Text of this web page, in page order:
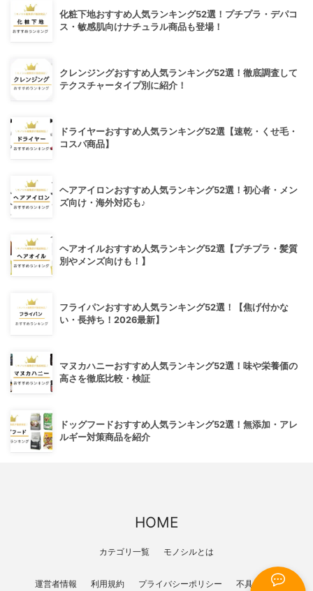
化粧下地おすすめ人気ランキング52選！プチプラ・デパコ
ス・敏感肌向けナチュラル商品も登場！
クレンジングおすすめ人気ランキング52選！徹底調査して
テクスチャータイプ別に紹介！
ドライヤーおすすめ人気ランキング52選【速乾・くせ毛・
コスパ商品】
ヘアアイロンおすすめ人気ランキング52選！初心者・メン
ズ向け・海外対応も♪
ヘアオイルおすすめ人気ランキング52選【プチプラ・髪質
別やメンズ向けも！】
フライパンおすすめ人気ランキング52選！【焦げ付かな
い・長持ち！2026最新】
マヌカハニーおすすめ人気ランキング52選！味や栄養価の
高さを徹底比較・検証
ドッグフードおすすめ人気ランキング52選！無添加・アレ
ルギー対策商品を紹介
HOME
カテゴリ一覧 モノシルとは
運営者情報 利用規約 プライバシーポリシー 不具合報告